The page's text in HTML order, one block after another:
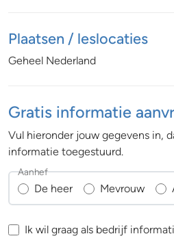
Plaatsen / leslocaties
Geheel Nederland
Gratis informatie
Vul hieronder jouw gegevens in,
informatie toegestuurd.
De heer Mevrouw
Aanhef
Ik wil graag als bedrijf